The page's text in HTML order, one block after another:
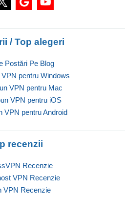
/ Top alegeri
Postări Pe Blog
pentru Windows
VPN pentru Mac
VPN pentru iOS
VPN pentru Android
recenzii
Recenzie
VPN Recenzie
VPN Recenzie